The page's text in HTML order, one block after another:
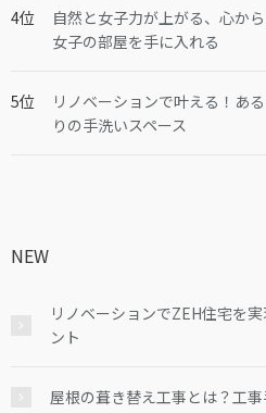
自然と女子力が上がる、心か
女子の部屋を手に入れる
リノベーションで叶える！あ
りの手洗いスペース
NEW
リノベーションでZEH住宅を
ント
屋根の葺き替え工事とは？工